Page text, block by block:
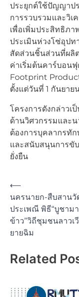
ประยุกต์ใช้ปัญญาป
การรวบรวมและวิเ
เพื่อเพิ่มประสิทธิภา
ประเมินห่วงโซ่อุป
สัดส่วนชิ้นส่วนที่ผลิ
ค่าเริ่มต้นคาร์บอน
Footprint
ตั้งแต่วันที่ 1 กันยาย
โครงการดังกล่าวเ
ด้านวิศวกรรมและ
ต้องการบุคลากรทั
และสนับสนุนการขั
ยั่งยืน
Post
navigation
⟵
นครนายก-สืบสาน
ประเพณี พิธี“บูชาม
ข้าว”วิถีชุมชนลาวเ
ยายฉิม
Related